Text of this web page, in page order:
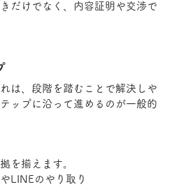
だけでなく、内容証明や交渉で
は、段階を踏むことで解決しや
ップに沿って進めるのが一般的
を揃えます。
LINEのやり取り